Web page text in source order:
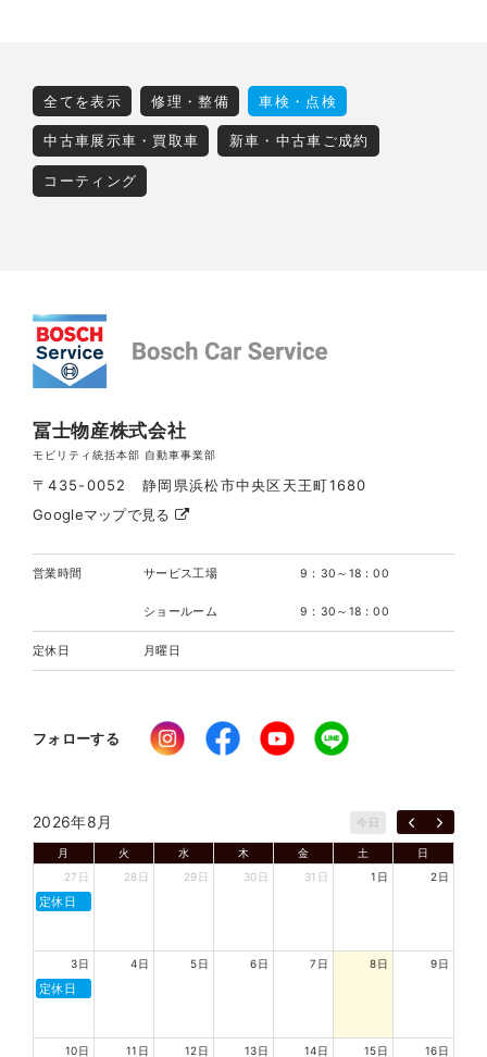
全てを表示 修理・整備 車検・点検
中古車展示車・買取車 新車・中古車ご成約
コーティング
冨士物産株式会社
モビリティ統括本部 自動車事業部
〒435-0052 静岡県浜松市中央区天王町1680
Googleマップで見る
営業時間 サービス工場 9：30～18：00
ショールーム 9：30～18：00
定休日 月曜日
フォローする
2026年8月 今日
月 火 水 木 金 土
日
27日
定休日
28日 29日 30日 31日 1日 2日
3日
定休日
4日 5日 6日 7日 8日 9日
10日 11日 12日 13日 14日 15日 16日